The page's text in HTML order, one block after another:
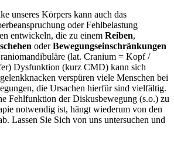
unseres Körpers kann auch das
oder Fehlbelastung
entwickeln, die zu einem Reiben,
oderBewegungseinschränkungen
(lat. Cranium = Kopf /
Dysfunktion (kurz CMD) kann sich
verspüren viele Menschen bei
die Ursachen hierfür sind vielfältig.
Fehlfunktion der Diskusbewegung (s.o.) zu
notwendig ist, hängt wiederum von den
Lassen Sie Sich von uns untersuchen und